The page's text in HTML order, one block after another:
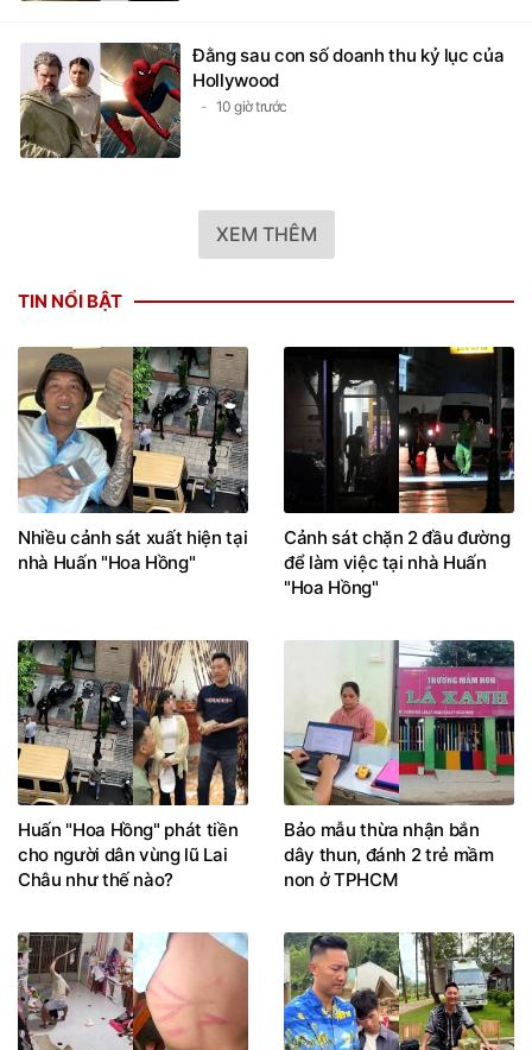
Đằng sau con số doanh thu kỷ lục của
Hollywood
10 giờ trước
XEM THÊM
TIN NỔI BẬT
Nhiều cảnh sát xuất hiện tại
nhà Huấn "Hoa Hồng"
Cảnh sát chặn 2 đầu đường
để làm việc tại nhà Huấn
"Hoa Hồng"
Huấn "Hoa Hồng" phát tiền
cho người dân vùng lũ Lai
Châu như thế nào?
Bảo mẫu thừa nhận bắn
dây thun, đánh 2 trẻ mầm
non ở TPHCM